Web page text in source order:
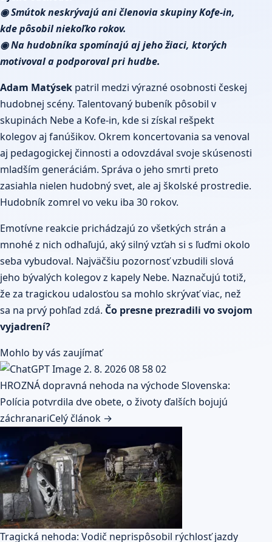
◉ Smútok neskrývajú ani členovia skupiny Kofe-in,
kde pôsobil niekoľko rokov.
◉ Na hudobníka spomínajú aj jeho žiaci, ktorých
motivoval a podporoval pri hudbe.
Adam Matýsek patril medzi výrazné osobnosti českej
hudobnej scény. Talentovaný bubeník pôsobil v
skupinách Nebe a Kofe-in, kde si získal rešpekt
kolegov aj fanúšikov. Okrem koncertovania sa venoval
aj pedagogickej činnosti a odovzdával svoje skúsenosti
mladším generáciám. Správa o jeho smrti preto
zasiahla nielen hudobný svet, ale aj školské prostredie.
Hudobník zomrel vo veku iba 30 rokov.
Emotívne reakcie prichádzajú zo všetkých strán a
mnohé z nich odhaľujú, aký silný vzťah si s ľuďmi okolo
seba vybudoval. Najväčšiu pozornosť vzbudili slová
jeho bývalých kolegov z kapely Nebe. Naznačujú totiž,
že za tragickou udalosťou sa mohlo skrývať viac, než
sa na prvý pohľad zdá. Čo presne prezradili vo svojom
vyjadrení?
Mohlo by vás zaujímať
HROZNÁ dopravná nehoda na východe Slovenska:
Polícia potvrdila dve obete, o životy ďalších bojujú
záchranariCelý článok →
Tragická nehoda: Vodič neprispôsobil rýchlosť jazdy